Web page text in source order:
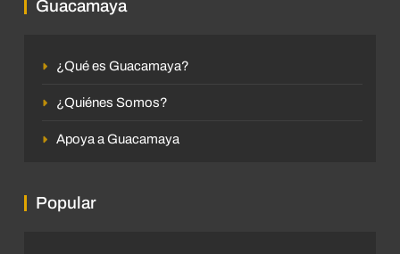
Guacamaya
¿Qué es Guacamaya?
¿Quiénes Somos?
Apoya a Guacamaya
Popular